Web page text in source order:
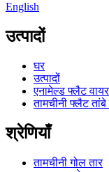
English
उत्पादों
घर
उत्पादों
एनामेल्ड फ्लैट वायर
तामचीनी फ्लैट
श्रेणियाँ
तामचीनी गोल तार